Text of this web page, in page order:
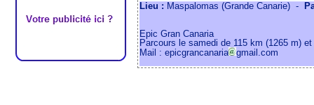
Lieu : Maspalomas (Grande Canarie) -
Epic Gran Canaria
Parcours le samedi de 115 km (1265 m)
Mail : epicgrancanaria
gmail.com